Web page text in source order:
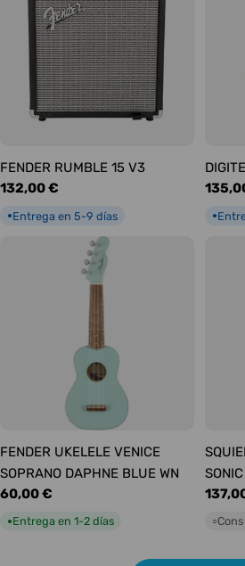
FENDER RUMBLE 15 V3
Precio
132,00 €
●Entrega en 5-9 días ●
FENDER UKELELE VENICE
SOPRANO DAPHNE BLUE WN
Precio
habitual
60,00 €
●Entrega en 1-2 días ○